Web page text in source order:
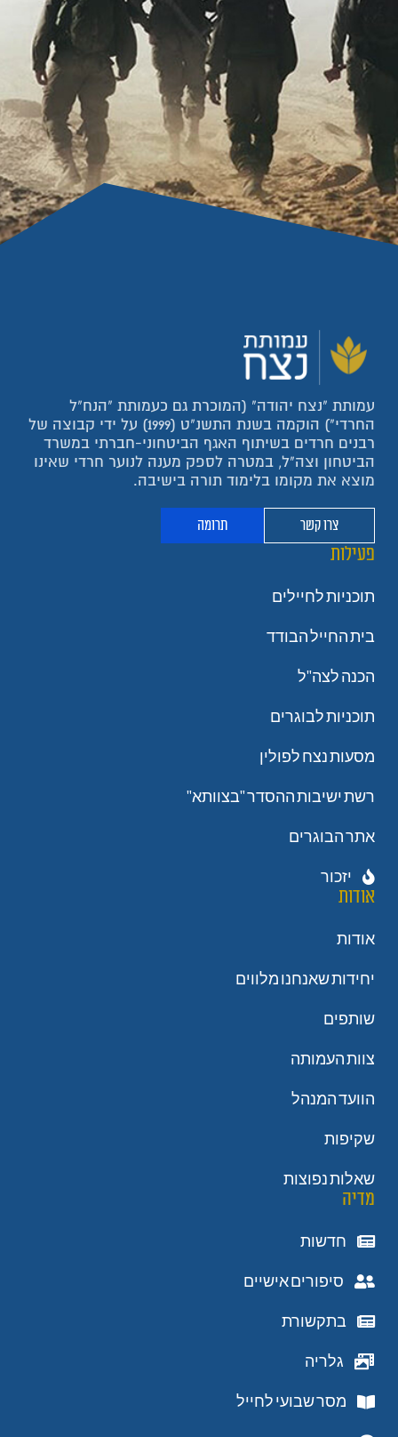
עמותת "נצח יהודה" (המוכרת גם כעמותת "הנח"ל
החרדי") הוקמה בשנת התשנ"ט (1999) על ידי קבוצה של
רבנים חרדים בשיתוף האגף הביטחוני-חברתי במשרד
הביטחון וצה"ל, במטרה לספק מענה לנוער חרדי שאינו
מוצא את מקומו בלימוד תורה בישיבה.
צרו קשר תרומה
פעילות
תוכניות לחיילים
בית החייל הבודד
הכנה לצה"ל
תוכניות לבוגרים
מסעות נצח לפולין
רשת ישיבות ההסדר "בצוותא"
אתר הבוגרים
יזכור
אודות
אודות
יחידות שאנחנו מלווים
שותפים
צוות העמותה
הוועד המנהל
שקיפות
שאלות נפוצות
מדיה
חדשות
סיפורים אישיים
בתקשורת
גלריה
מסר שבועי לחייל